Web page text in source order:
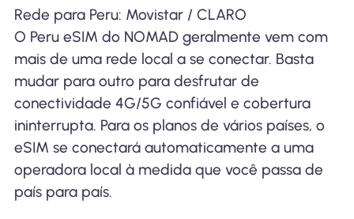
Rede para Peru: Movistar / CLARO
O Peru eSIM do NOMAD geralmente vem com
mais de uma rede local a se conectar. Basta
mudar para outro para desfrutar de
conectividade 4G/5G confiável e cobertura
ininterrupta. Para os planos de vários países, o
eSIM se conectará automaticamente a uma
operadora local à medida que você passa de
país para país.